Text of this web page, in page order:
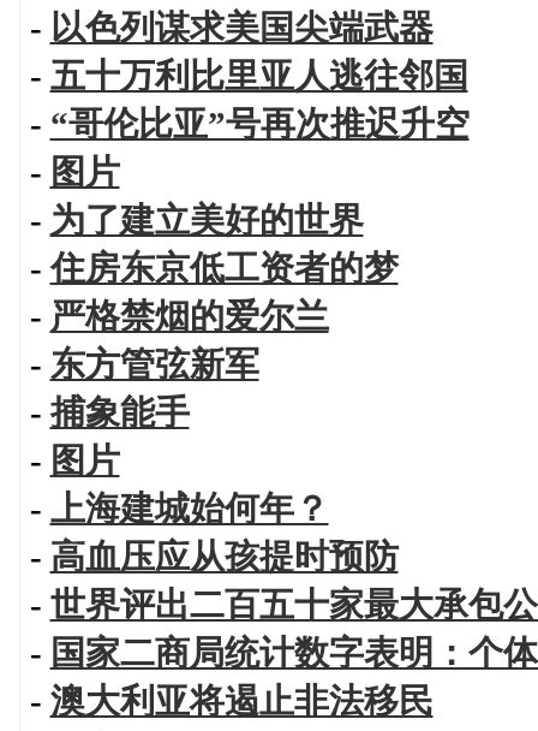
- 以色列谋求美国尖端武器
- 五十万利比里亚人逃往邻国
- “哥伦比亚”号再次推迟升空
- 图片
- 为了建立美好的世界
-住房东京低工资者的梦
- 严格禁烟的爱尔兰
- 东方管弦新军
-捕象能手
- 图片
- 上海建城始何年？
- 高血压应从孩提时预防
- 世界评出二百五十家最大承包
- 国家二商局统计数字表明：个
- 澳大利亚将遏止非法移民